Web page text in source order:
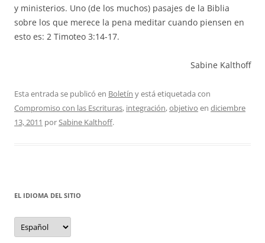
y ministerios. Uno (de los muchos) pasajes de la Biblia
sobre los que merece la pena meditar cuando piensen en
esto es: 2 Timoteo 3:14-17.
Sabine Kalthoff
Esta entrada se publicó en Boletín y está etiquetada con
Compromiso con las Escrituras, integración,objetivo en diciembre
13, 2011 porSabine Kalthoff.
EL IDIOMA DEL SITIO
el
idioma
del